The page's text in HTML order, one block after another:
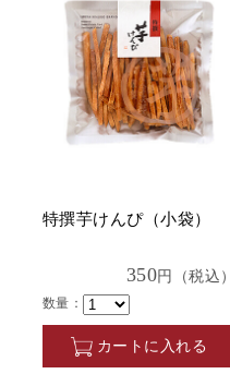
特撰芋けんぴ（小袋）
350円（税込）
数量：
カートに入れる